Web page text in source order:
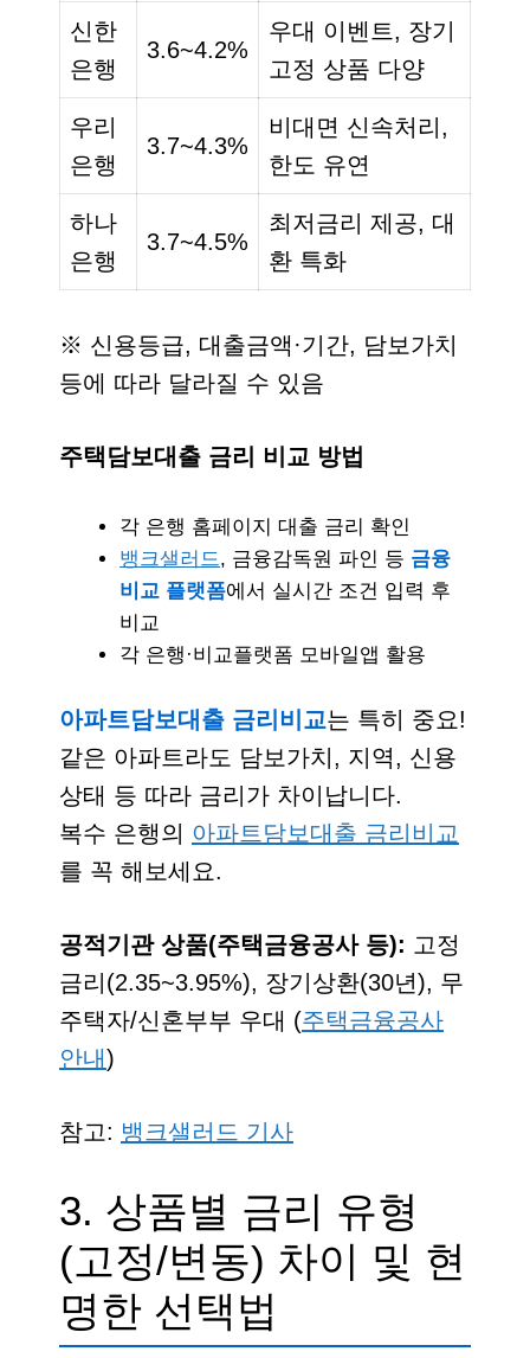
신한
은행
3.6~4.2%
우대 이벤트, 장기
고정 상품 다양
우리
은행
3.7~4.3%
비대면 신속처리,
한도 유연
하나
은행
3.7~4.5%
최저금리 제공, 대
환 특화
※ 신용등급, 대출금액·기간, 담보가치
등에 따라 달라질 수 있음
주택담보대출 금리 비교 방법
각 은행 홈페이지 대출 금리 확인
뱅크샐러드, 금융감독원 파인 등 금융
비교 플랫폼에서 실시간 조건 입력 후
비교
각 은행·비교플랫폼 모바일앱 활용
아파트담보대출 금리비교는 특히 중요!
같은 아파트라도 담보가치, 지역, 신용
상태 등 따라 금리가 차이납니다.
복수 은행의 아파트담보대출 금리비교
를 꼭 해보세요.
공적기관 상품(주택금융공사 등): 고정
금리(2.35~3.95%), 장기상환(30년), 무
주택자/신혼부부 우대 (주택금융공사
안내)
참고: 뱅크샐러드 기사
3. 상품별 금리 유형
(고정/변동) 차이 및 현
명한 선택법